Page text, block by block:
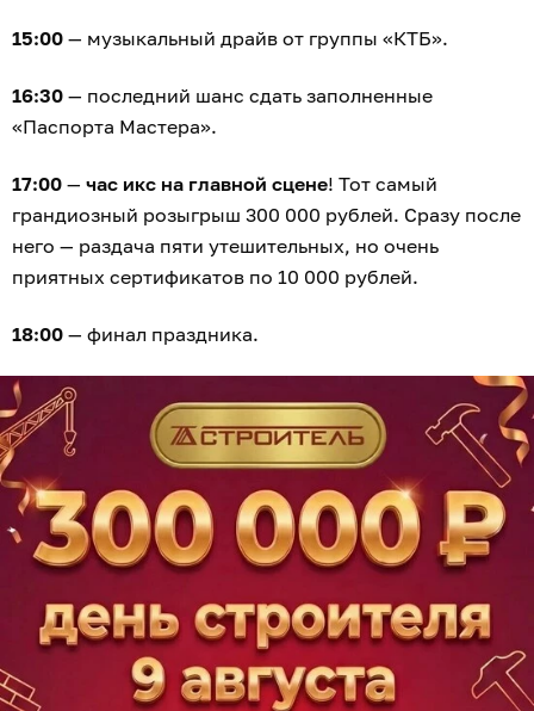
15:00 — музыкальный драйв от группы «КТБ».
16:30 — последний шанс сдать заполненные
«Паспорта Мастера».
17:00 — час икс на главной сцене! Тот самый
грандиозный розыгрыш 300 000 рублей. Сразу после
него — раздача пяти утешительных, но очень
приятных сертификатов по 10 000 рублей.
18:00 — финал праздника.